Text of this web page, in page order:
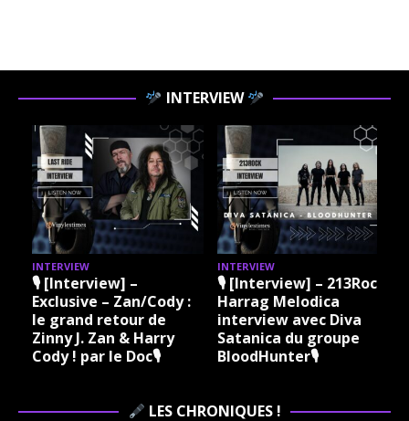
INTERVIEW
INTERVIEW
🎙 [Interview] –
Exclusive – Zan/Cody :
le grand retour de
Zinny J. Zan & Harry
Cody ! par le Doc🎙
INTERVIEW
🎙 [Interview] – 213Rock
Harrag Melodica
interview avec Diva
Satanica du groupe
BloodHunter🎙
LES CHRONIQUES !